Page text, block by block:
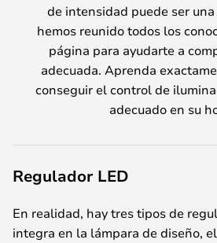
de intensidad puede ser
hemos reunido todos los
página para ayudarte a
adecuada. Aprenda
conseguir el control de
adecuado en su
Regulador LED
En realidad, hay tres tipos de
integra en la lámpara de diseño,